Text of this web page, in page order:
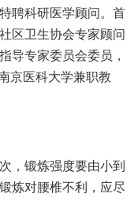
聘科研医学顾问。首
区卫生协会专家顾问
导专家委员会委员，
京医科大学兼职教
，锻炼强度要由小到
炼对腰椎不利，应尽